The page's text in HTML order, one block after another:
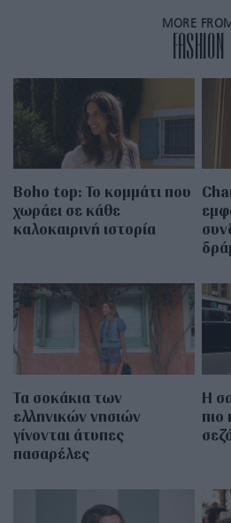
MORE
FASHION
Boho top: Το κομμάτι που
χωράει σε κάθε
καλοκαιρινή ιστορία
Τα σοκάκια των
ελληνικών νησιών
γίνονται άτυπες
πασαρέλες
Η